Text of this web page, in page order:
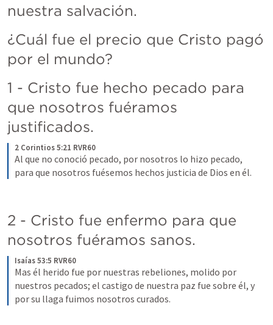
nuestra salvación.
¿Cuál fue el precio que Cristo pagó
por el mundo?
1 - Cristo fue hecho pecado para
que nosotros fuéramos
justificados.
2 Corintios 5:21 RVR60
Al que no conoció pecado, por nosotros lo hizo pecado,
para que nosotros fuésemos hechos justicia de Dios en él.
2 - Cristo fue enfermo para que
nosotros fuéramos sanos.
Isaías 53:5 RVR60
Mas él herido fue por nuestras rebeliones, molido por
nuestros pecados; el castigo de nuestra paz fue sobre él, y
por su llaga fuimos nosotros curados.